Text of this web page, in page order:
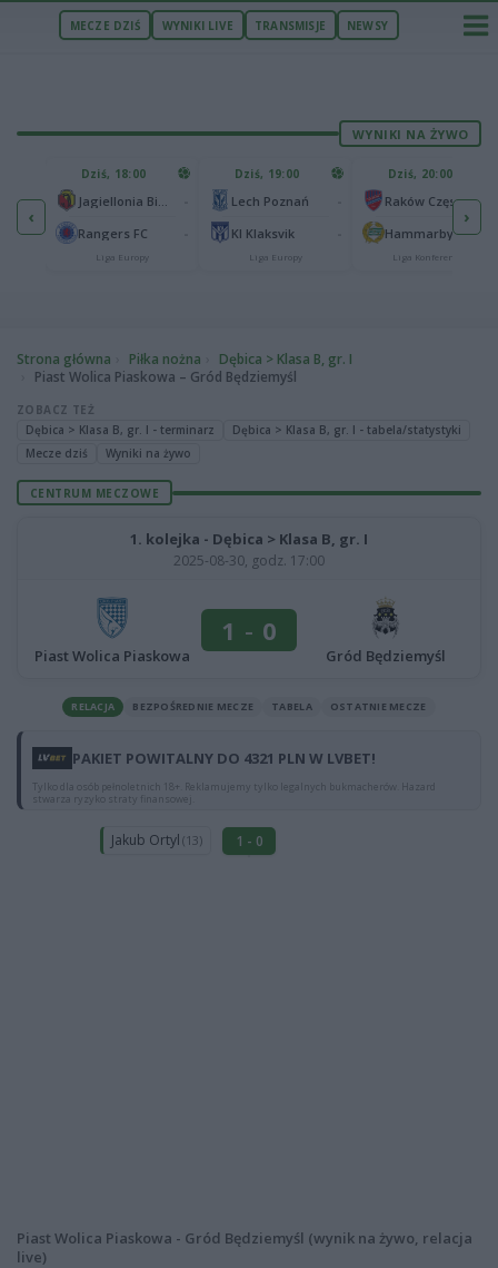
MECZE DZIŚ WYNIKI LIVE TRANSMISJE NEWSY
WYNIKI NA ŻYWO
‹
1
0
Dziś, 18:00
Rangers FC
Liga Europy
Dziś, 19:00
Lech Poznań
KI Klaksvik
Liga Europy
Dziś, 20:00
Raków Częstochowa
Hammarby IF
Liga Konferencji
›
Strona główna Piłka nożna
Dębica > Klasa B, gr. I
Piast Wolica Piaskowa – Gród Będziemyśl
ZOBACZ TEŻ
Dębica > Klasa B, gr. I - terminarz
Dębica > Klasa B, gr. I - tabela/statystyki
Mecze dziś
Wyniki na żywo
CENTRUM MECZOWE
1. kolejka - Dębica > Klasa B, gr. I
2025-08-30, godz. 17:00
Piast Wolica Piaskowa
1 - 0
Gród Będziemyśl
RELACJA BEZPOŚREDNIE MECZE TABELA OSTATNIE MECZE
PAKIET POWITALNY DO 4321 PLN W LVBET!
Tylko dla osób pełnoletnich 18+. Reklamujemy tylko legalnych bukmacherów. Hazard
stwarza ryzyko straty finansowej.
Jakub Ortyl (13) 1 - 0
Piast Wolica Piaskowa - Gród Będziemyśl (wynik na żywo, relacja
live)